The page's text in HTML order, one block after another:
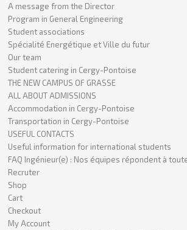
A message from the Director
Program in General Engineering
Student associations
Spécialité Energétique et Ville du futur
Our team
Student catering in Cergy-Pontoise
THE NEW CAMPUS OF GRASSE
ALL ABOUT ADMISSIONS
Accommodation in Cergy-Pontoise
Transportation in Cergy-Pontoise
USEFUL CONTACTS
Useful information for international students
FAQ Ingénieur(e) : Nos équipes répondent à
Recruter
Shop
Cart
Checkout
My Account